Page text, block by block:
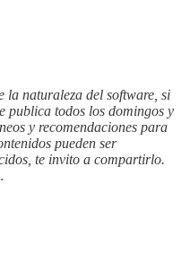
la naturaleza del software, si
publica todos los domingos y
y recomendaciones para
pueden ser
te invito a compartirlo.